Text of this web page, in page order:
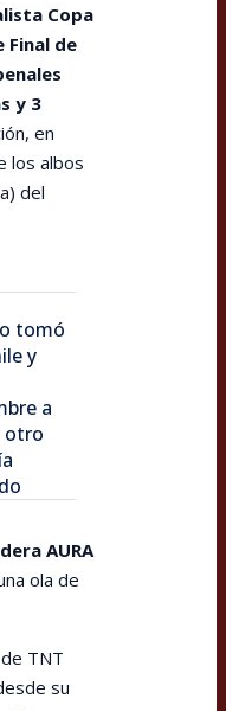
Copa
Final de
y 3
en
los albos
del
tomó
y
a
otro
AURA
ola de
TNT
su